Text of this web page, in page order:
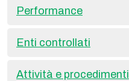
Performance
Enti controllati
Attività e procedimenti